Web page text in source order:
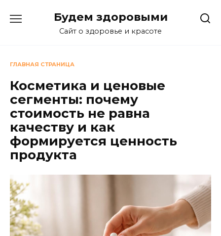
Будем здоровыми
Сайт о здоровье и красоте
ГЛАВНАЯ СТРАНИЦА
Косметика и ценовые
сегменты: почему
стоимость не равна
качеству и как
формируется ценность
продукта